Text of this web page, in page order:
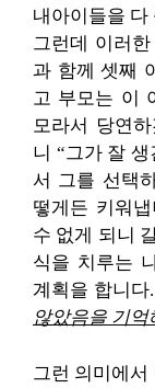
내아이들을 다
그런데 이러
과 함께 셋째
고 부모는 이
모라서 당연
니 “그가 잘
서 그를 선택
떻게든 키워
수 없게 되니
식을 치루는
계획을 합니다.
않았음을 기억
그런 의미에